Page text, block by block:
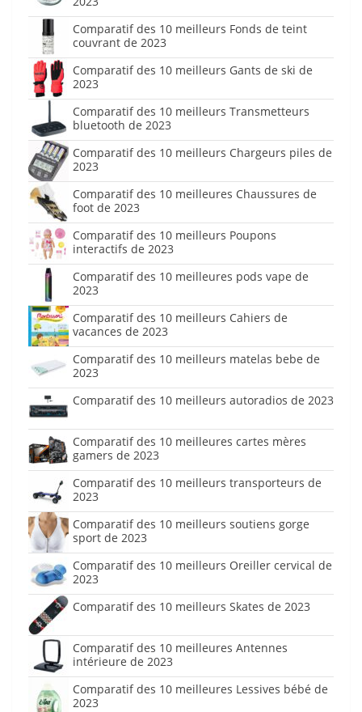
Comparatif des 10 meilleurs Fonds de teint
couvrant de 2023
Comparatif des 10 meilleurs Gants de ski de
2023
Comparatif des 10 meilleurs Transmetteurs
bluetooth de 2023
Comparatif des 10 meilleurs Chargeurs piles de
2023
Comparatif des 10 meilleures Chaussures de
foot de 2023
Comparatif des 10 meilleurs Poupons
interactifs de 2023
Comparatif des 10 meilleures pods vape de
2023
Comparatif des 10 meilleurs Cahiers de
vacances de 2023
Comparatif des 10 meilleurs matelas bebe de
2023
Comparatif des 10 meilleurs autoradios de 2023
Comparatif des 10 meilleures cartes mères
gamers de 2023
Comparatif des 10 meilleurs transporteurs de
2023
Comparatif des 10 meilleurs soutiens gorge
sport de 2023
Comparatif des 10 meilleurs Oreiller cervical de
2023
Comparatif des 10 meilleurs Skates de 2023
Comparatif des 10 meilleures Antennes
intérieure de 2023
Comparatif des 10 meilleures Lessives bébé de
2023